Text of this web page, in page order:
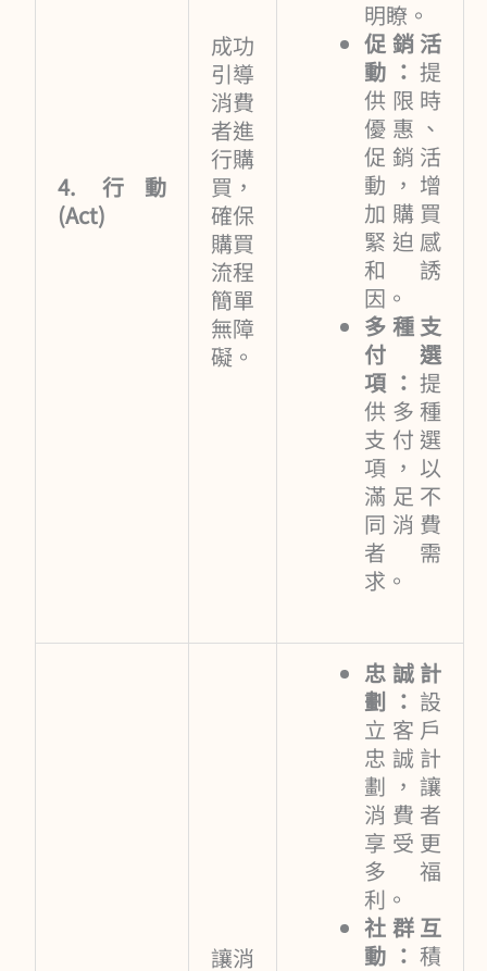
4. 行動
(Act)
成功
引導
消費
者進
行購
買，
確保
購買
流程
簡單
無障
礙。
明瞭。
促銷活
動：提
供限時
優惠、
促銷活
動，增
加購買
緊迫感
和誘
因。
多種支
付選
項：提
供多種
支付選
項，以
滿足不
同消費
者需
求。
讓消
忠誠計
劃： 設
立客戶
忠誠計
劃，讓
消費者
享受更
多福
利。
社群互
動：積